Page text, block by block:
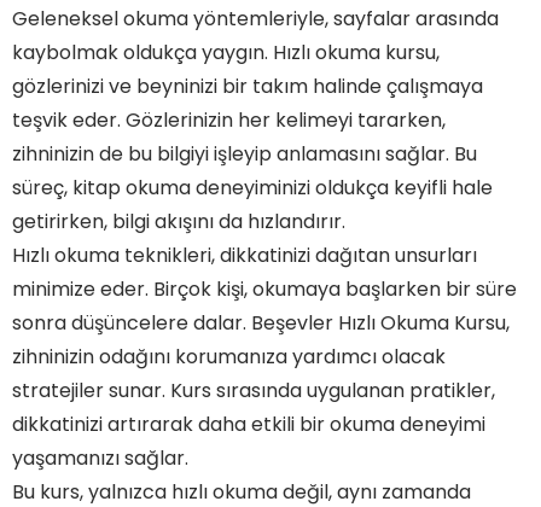
Geleneksel okuma yöntemleriyle, sayfalar arasında
kaybolmak oldukça yaygın. Hızlı okuma kursu,
gözlerinizi ve beyninizi bir takım halinde çalışmaya
teşvik eder. Gözlerinizin her kelimeyi tararken,
zihninizin de bu bilgiyi işleyip anlamasını sağlar. Bu
süreç, kitap okuma deneyiminizi oldukça keyifli hale
getirirken, bilgi akışını da hızlandırır.
Hızlı okuma teknikleri, dikkatinizi dağıtan unsurları
minimize eder. Birçok kişi, okumaya başlarken bir süre
sonra düşüncelere dalar. Beşevler Hızlı Okuma Kursu,
zihninizin odağını korumanıza yardımcı olacak
stratejiler sunar. Kurs sırasında uygulanan pratikler,
dikkatinizi artırarak daha etkili bir okuma deneyimi
yaşamanızı sağlar.
Bu kurs, yalnızca hızlı okuma değil, aynı zamanda